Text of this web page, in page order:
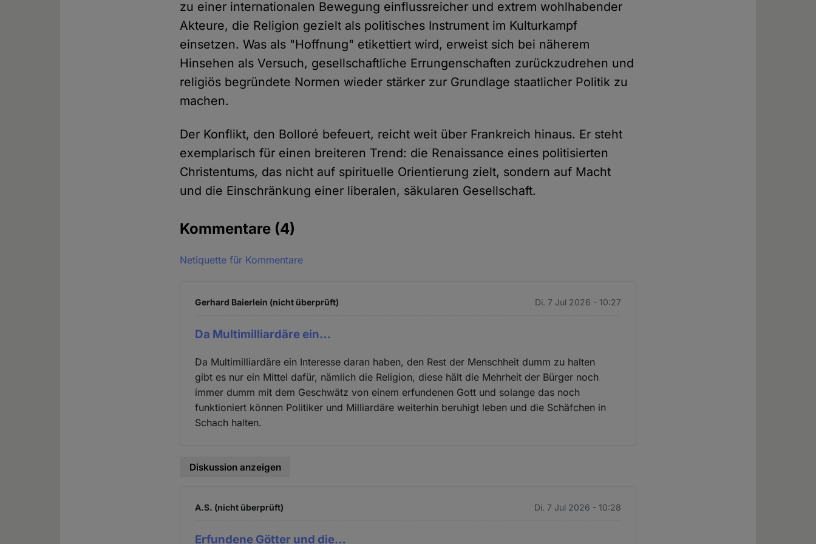
zu einer internationalen Bewegung einflussreicher und extrem wohlhabender
Akteure, die Religion gezielt als politisches Instrument im Kulturkampf
einsetzen. Was als "Hoffnung" etikettiert wird, erweist sich bei näherem
Hinsehen als Versuch, gesellschaftliche Errungenschaften zurückzudrehen und
religiös begründete Normen wieder stärker zur Grundlage staatlicher Politik zu
machen.
Der Konflikt, den Bolloré befeuert, reicht weit über Frankreich hinaus. Er steht
exemplarisch für einen breiteren Trend: die Renaissance eines politisierten
Christentums, das nicht auf spirituelle Orientierung zielt, sondern auf Macht
und die Einschränkung einer liberalen, säkularen Gesellschaft.
Kommentare (4)
Netiquette für Kommentare
Gerhard Baierlein (nicht überprüft) Di. 7 Jul 2026 - 10:27
Da Multimilliardäre ein…
Da Multimilliardäre ein Interesse daran haben, den Rest der Menschheit dumm zu halten
gibt es nur ein Mittel dafür, nämlich die Religion, diese hält die Mehrheit der Bürger noch
immer dumm mit dem Geschwätz von einem erfundenen Gott und solange das noch
funktioniert können Politiker und Milliardäre weiterhin beruhigt leben und die Schäfchen in
Schach halten.
Diskussion anzeigen
A.S. (nicht überprüft) Di. 7 Jul 2026 - 10:28
Erfundene Götter und die…